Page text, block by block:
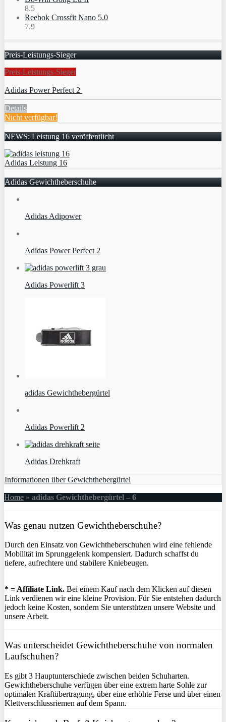
8.5
Reebok Crossfit Nano 5.0
7.9
Preis-Leistungs-Sieger
Preis-Leistungs-Sieger
Adidas Power Perfect 2
Details
Nicht verfügbar!
NEWS: Leistung 16 veröffentlicht
Adidas Leistung 16
Adidas Gewichtheberschuhe
Adidas Adipower
Adidas Power Perfect 2
Adidas Powerlift 3
adidas Gewichthebergürtel
Adidas Powerlift 2
Adidas Drehkraft
Informationen über Gewichthebergürtel
Home » adidas Gewichthebergürtel – 6
Was genau nutzen Gewichtheberschuhe?
Durch den Einsatz von Gewichtheberschuhen wird eine fehlende
Mobilität im Sprunggelenk kompensiert. Dadurch schaffst du
tiefere, aufrechtere und stabilere Kniebeugen.
* = Affiliate Link. Bei einem Kauf nach dem Klicken auf diesen
Link verdienen wir eine kleine Provision. Für Sie entstehen dadurch
jedoch keine Kosten, sondern Sie unterstützen unsere Website und
unsere Arbeit.
Was unterscheidet Gewichtheberschuhe von normalen
Laufschuhen?
Es gibt 3 Hauptunterschiede zwischen beiden Schuharten.
Gewichtheberschuhe verfügen über eine extrem harte Sohle zur
optimalen Kraftübertragung, über eine erhöhte Ferse und über einen
Klettverschlussriemen auf dem Spann.